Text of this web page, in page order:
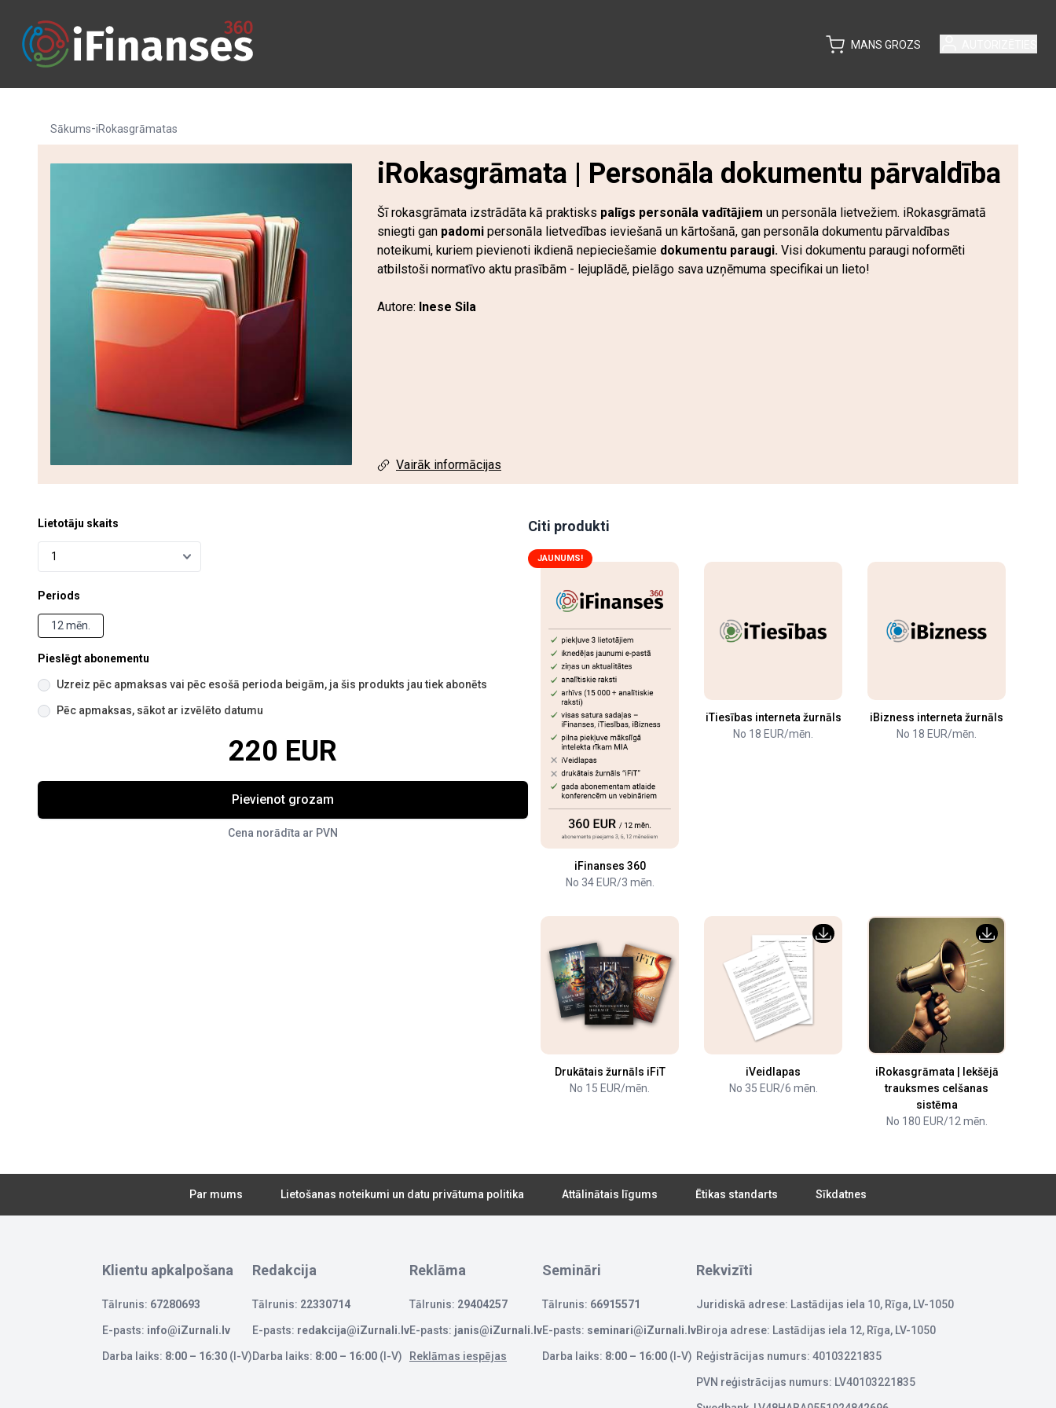
MANS GROZS
Sākums-iRokasgrāmatas
iRokasgrāmata | Personāla dokumentu pārvaldība
Šī rokasgrāmata izstrādāta kā praktisks palīgs personāla vadītājiem un personāla lietvežiem. iRokasgrāmatā
sniegti gan padomi personāla lietvedības ieviešanā un kārtošanā, gan personāla dokumentu pārvaldības
noteikumi, kuriem pievienoti ikdienā nepieciešamie dokumentu paraugi. Visi dokumentu paraugi noformēti
atbilstoši normatīvo aktu prasībām - lejuplādē, pielāgo sava uzņēmuma specifikai un lieto!
Autore: Inese Sila
Vairāk informācijas
Lietotāju skaits
Periods
12 mēn.
Pieslēgt abonementu
Uzreiz pēc apmaksas vai pēc esošā perioda beigām, ja šis produkts jau tiek abonēts
Pēc apmaksas, sākot ar izvēlēto datumu
220 EUR
Pievienot grozam
Cena norādīta ar PVN
Citi produkti
JAUNUMS!
iFinanses 360
No 34 EUR/3 mēn.
iTiesības interneta žurnāls
No 18 EUR/mēn.
iBizness interneta žurnāls
No 18 EUR/mēn.
Drukātais žurnāls iFiT
No 15 EUR/mēn.
iVeidlapas
No 35 EUR/6 mēn.
iRokasgrāmata | Iekšējā
trauksmes celšanas
sistēma
No 180 EUR/12 mēn.
Par mums Lietošanas noteikumi un datu privātuma politika Attālinātais līgums Ētikas standarts Sīkdatnes
Klientu apkalpošana
Tālrunis: 67280693
E-pasts: info@iZurnali.lv
Darba laiks: 8:00 – 16:30 (I-V)
Redakcija
Tālrunis: 22330714
E-pasts: redakcija@iZurnali.lv
Darba laiks: 8:00 – 16:00 (I-V)
Reklāma
Tālrunis: 29404257
E-pasts: janis@iZurnali.lv
Reklāmas iespējas
Semināri
Tālrunis: 66915571
E-pasts: seminari@iZurnali.lv
Darba laiks: 8:00 – 16:00 (I-V)
Rekvizīti
Juridiskā adrese: Lastādijas iela 10, Rīga, LV-1050
Biroja adrese: Lastādijas iela 12, Rīga, LV-1050
Reģistrācijas numurs: 40103221835
PVN reģistrācijas numurs: LV40103221835